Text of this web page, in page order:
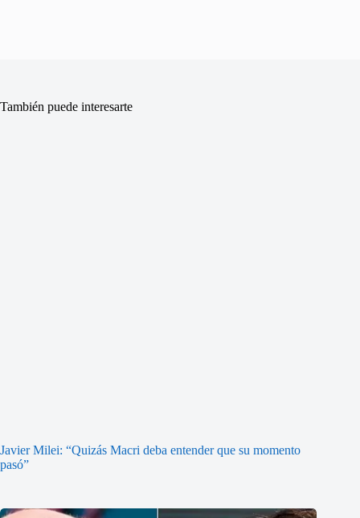
También puede interesarte
Javier Milei: “Quizás Macri deba entender que su momento
pasó”